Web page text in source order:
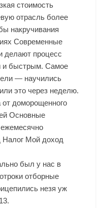
стоимость
отрасль более
накручивания
Современные
делают процесс
и быстрым. Самое
— научились
это через неделю.
от доморощенного
Основные
Налог Мой доход
был у нас в
отборные
незя уж